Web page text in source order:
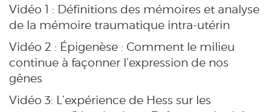
Vidéo 1 : Définitions des mémoires et analyse
de la mémoire traumatique intra-utérin
Vidéo 2 : Épigenèse : Comment le milieu
continue à façonner l’expression de nos
gênes
Vidéo 3: L’expérience de Hess sur les